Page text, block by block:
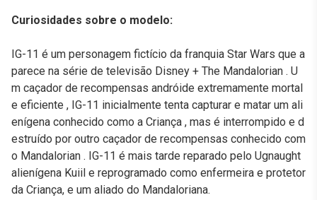
Curiosidades sobre o modelo:
IG-11 é um personagem fictício da franquia Star Wars que a
parece na série de televisão Disney + The Mandalorian . U
m caçador de recompensas andróide extremamente mortal
e eficiente , IG-11 inicialmente tenta capturar e matar um ali
enígena conhecido como a Criança , mas é interrompido e d
estruído por outro caçador de recompensas conhecido com
o Mandalorian . IG-11 é mais tarde reparado pelo Ugnaught
alienígena Kuiil e reprogramado como enfermeira e protetor
da Criança, e um aliado do Mandaloriana.